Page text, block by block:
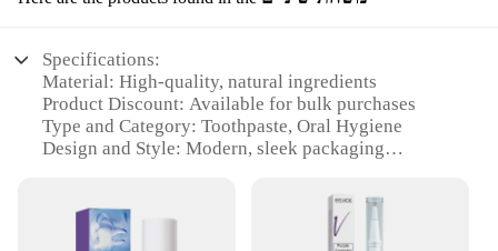
Specifications:
Material: High-quality, natural ingredients
Product Discount: Available for bulk purchases
Type and Category: Toothpaste, Oral Hygiene
Design and Style: Modern, sleek packaging
Typical Adaptive Scenario: Suitable for various
environments, including home and travel
Shape or Size or Weight or Quantity: Comes in